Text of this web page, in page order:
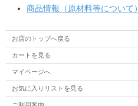
商品情報（原材料等について）
お店のトップへ戻る
カートを見る
マイページへ
お気に入りリストを見る